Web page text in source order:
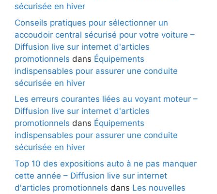
sécurisée en hiver
Conseils pratiques pour sélectionner un
accoudoir central sécurisé pour votre voiture –
Diffusion live sur internet d'articles
promotionnels dans Équipements
indispensables pour assurer une conduite
sécurisée en hiver
Les erreurs courantes liées au voyant moteur –
Diffusion live sur internet d'articles
promotionnels dans Équipements
indispensables pour assurer une conduite
sécurisée en hiver
Top 10 des expositions auto à ne pas manquer
cette année – Diffusion live sur internet
d'articles promotionnels dans Les nouvelles